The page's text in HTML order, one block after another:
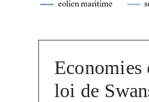
Economies
loi de